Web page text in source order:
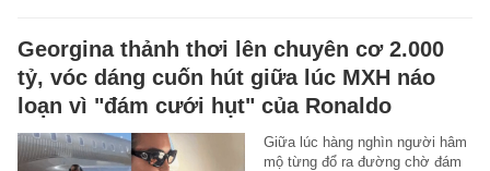
Georgina thảnh thơi lên chuyên cơ 2.000
tỷ, vóc dáng cuốn hút giữa lúc MXH náo
loạn vì "đám cưới hụt" của Ronaldo
Giữa lúc hàng nghìn người hâm
mộ từng đổ ra đường chờ đám